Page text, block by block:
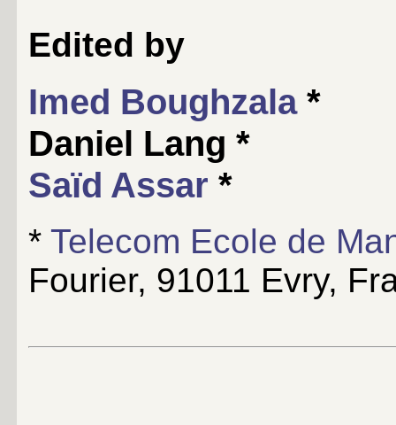
Edited by
Imed Boughzala*
Daniel Lang *
Saïd Assar *
* Telecom Ecole de
Fourier, 91011 Evry,